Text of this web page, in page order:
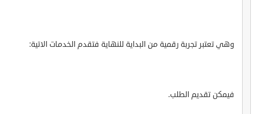
وهي تعتبر تجربة رقمية من البداية للنهاية فتقدم الخدمات الاتية:
فيمكن تقديم الطلب.